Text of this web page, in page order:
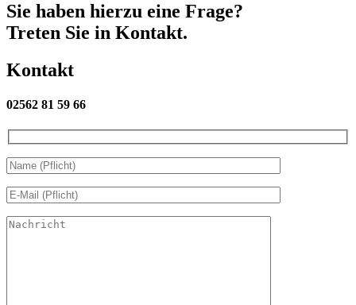
Sie haben hierzu eine Frage?
Treten Sie in Kontakt.
Kontakt
02562 81 59 66